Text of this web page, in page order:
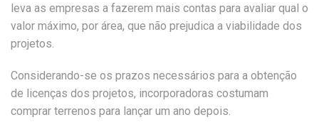
leva as empresas a fazerem mais contas para avaliar qual o
valor máximo, por área, que não prejudica a viabilidade dos
projetos.
Considerando-se os prazos necessários para a obtenção
de licenças dos projetos, incorporadoras costumam
comprar terrenos para lançar um ano depois.